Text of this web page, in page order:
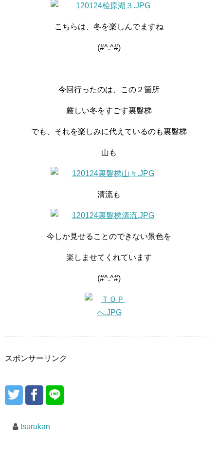
こちらは、冬を楽しんでますね
(#^.^#)
今回行ったのは、この２箇所
厳しい冬をすごす裏磐梯
でも、それを楽しみに代えているのも裏磐梯
山も
清流も
今しか見せることのできない景色を
楽しませてくれています
(#^.^#)
スポンサーリンク
tsurukan